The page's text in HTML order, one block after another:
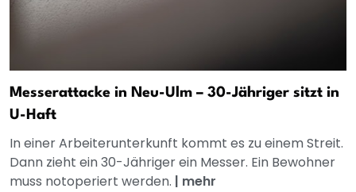
Messerattacke in Neu-Ulm – 30-Jähriger sitzt in
U-Haft
In einer Arbeiterunterkunft kommt es zu einem Streit.
Dann zieht ein 30-Jähriger ein Messer. Ein Bewohner
muss notoperiert werden. | mehr